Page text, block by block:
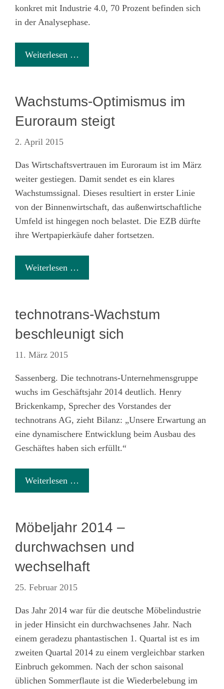
konkret mit Industrie 4.0, 70 Prozent befinden sich
in der Analysephase.
Weiterlesen …
Wachstums-Optimismus im
Euroraum steigt
2. April 2015
Das Wirtschaftsvertrauen im Euroraum ist im März
weiter gestiegen. Damit sendet es ein klares
Wachstumssignal. Dieses resultiert in erster Linie
von der Binnenwirtschaft, das außenwirtschaftliche
Umfeld ist hingegen noch belastet. Die EZB dürfte
ihre Wertpapierkäufe daher fortsetzen.
Weiterlesen …
technotrans-Wachstum
beschleunigt sich
11. März 2015
Sassenberg. Die technotrans-Unternehmensgruppe
wuchs im Geschäftsjahr 2014 deutlich. Henry
Brickenkamp, Sprecher des Vorstandes der
technotrans AG, zieht Bilanz: „Unsere Erwartung an
eine dynamischere Entwicklung beim Ausbau des
Geschäftes haben sich erfüllt.“
Weiterlesen …
Möbeljahr 2014 –
durchwachsen und
wechselhaft
25. Februar 2015
Das Jahr 2014 war für die deutsche Möbelindustrie
in jeder Hinsicht ein durchwachsenes Jahr. Nach
einem geradezu phantastischen 1. Quartal ist es im
zweiten Quartal 2014 zu einem vergleichbar starken
Einbruch gekommen. Nach der schon saisonal
üblichen Sommerflaute ist die Wiederbelebung im